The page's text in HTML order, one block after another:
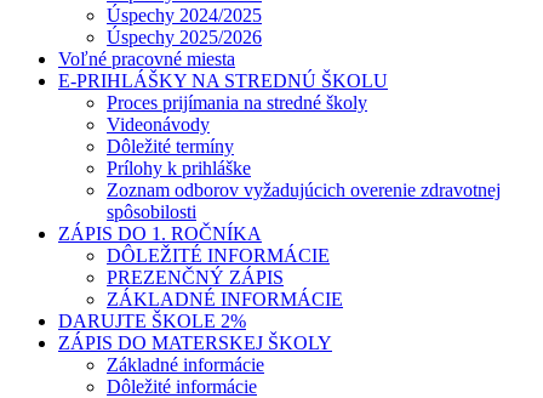
Úspechy 2024/2025
Úspechy 2025/2026
Voľné pracovné miesta
E-PRIHLÁŠKY NA STREDNÚ ŠKOLU
Proces prijímania na stredné školy
Videonávody
Dôležité termíny
Prílohy k prihláške
Zoznam odborov vyžadujúcich overenie zdravotnej
spôsobilosti
ZÁPIS DO 1. ROČNÍKA
DÔLEŽITÉ INFORMÁCIE
PREZENČNÝ ZÁPIS
ZÁKLADNÉ INFORMÁCIE
DARUJTE ŠKOLE 2%
ZÁPIS DO MATERSKEJ ŠKOLY
Základné informácie
Dôležité informácie